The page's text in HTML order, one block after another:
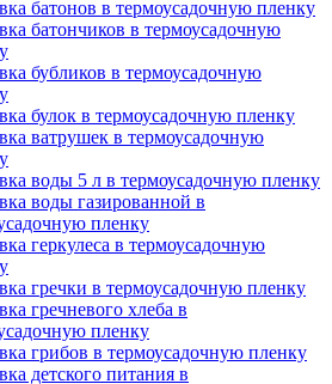
батонов в термоусадочную пленку
батончиков в термоусадочную
бубликов в термоусадочную
булок в термоусадочную пленку
ватрушек в термоусадочную
воды 5 л в термоусадочную пленку
воды газированной в
пленку
геркулеса в термоусадочную
гречки в термоусадочную пленку
гречневого хлеба в
пленку
грибов в термоусадочную пленку
детского питания в